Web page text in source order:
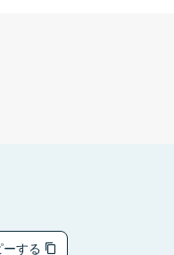
する